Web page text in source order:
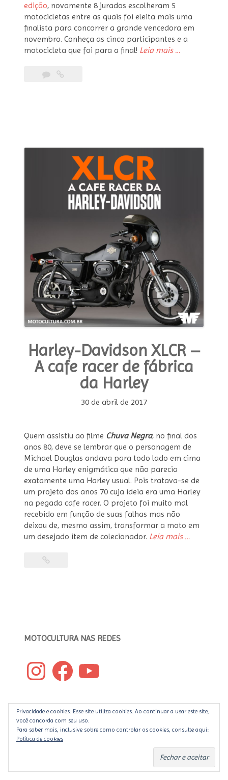
edição, novamente 8 jurados escolheram 5
motocicletas entre as quais foi eleita mais uma
finalista para concorrer a grande vencedora em
novembro. Conheça as cinco participantes e a
motocicleta que foi para a final! Leia mais “Moto
Freewind
…
Harley-Davidson XLCR –
A cafe racer de fábrica
da Harley
30 de abril de 2017
Quem assistiu ao filme Chuva Negra, no final dos
anos 80, deve se lembrar que o personagem de
Michael Douglas andava para todo lado em cima
de uma Harley enigmática que não parecia
exatamente uma Harley usual. Pois tratava-se de
um projeto dos anos 70 cuja ideia era uma Harley
na pegada cafe racer. O projeto foi muito mal
recebido em função de suas falhas mas não
deixou de, mesmo assim, transformar a moto em
um desejado item de colecionador. Leia mais …
MOTOCULTURA NAS REDES
InstagramFacebookYouTube
PROCURAR NO MOTOCULTURA
Privacidade e cookies: Esse site utiliza cookies. Ao continuar a usar este site,
você concorda com seu uso.
Para saber mais, inclusive sobre como controlar os cookies, consulte aqui:
Política de cookies